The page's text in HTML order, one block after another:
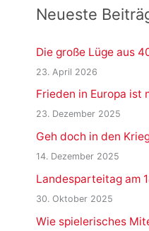
Neueste
Die große Lüge aus
23. April 2026
Frieden in Europa ist
23. Dezember 2025
Geh doch in den
14. Dezember 2025
Landesparteitag am
30. Oktober 2025
Wie spielerisches